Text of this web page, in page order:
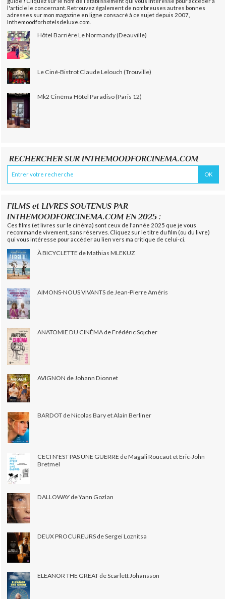
l'article le concernant. Retrouvez également de nombreuses autres bonnes
adresses sur mon magazine en ligne consacré à ce sujet depuis 2007,
Inthemoodforhotelsdeluxe.com.
Hôtel Barrière Le Normandy (Deauville)
Le Ciné-Bistrot Claude Lelouch (Trouville)
Mk2 Cinéma Hôtel Paradiso (Paris 12)
RECHERCHER SUR INTHEMOODFORCINEMA.COM
FILMS et LIVRES SOUTENUS PAR
INTHEMOODFORCINEMA.COM EN 2025 :
Ces films (et livres sur le cinéma) sont ceux de l'année 2025 que je vous
recommande vivement, sans réserves. Cliquez sur le titre du film (ou du livre)
qui vous intéresse pour accéder au lien vers ma critique de celui-ci.
À BICYCLETTE de Mathias MLEKUZ
AIMONS-NOUS VIVANTS de Jean-Pierre Améris
ANATOMIE DU CINÉMA de Frédéric Sojcher
AVIGNON de Johann Dionnet
BARDOT de Nicolas Bary et Alain Berliner
CECI N'EST PAS UNE GUERRE de Magali Roucaut et Eric-John
Bretmel
DALLOWAY de Yann Gozlan
DEUX PROCUREURS de Sergei Loznitsa
ELEANOR THE GREAT de Scarlett Johansson